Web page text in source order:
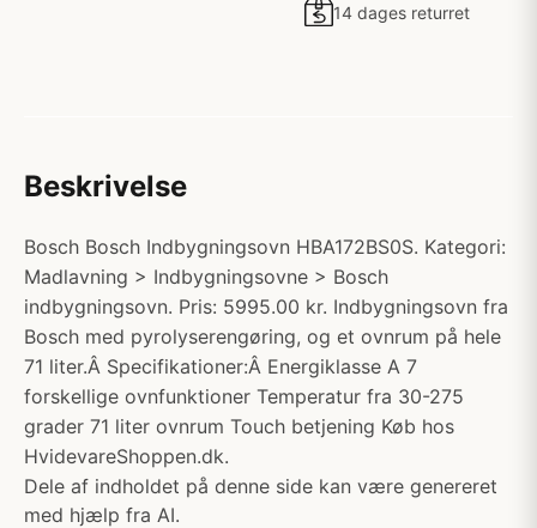
14 dages returret
Beskrivelse
Bosch Bosch Indbygningsovn HBA172BS0S. Kategori:
Madlavning > Indbygningsovne > Bosch
indbygningsovn. Pris: 5995.00 kr. Indbygningsovn fra
Bosch med pyrolyserengøring, og et ovnrum på hele
71 liter.Â Specifikationer:Â Energiklasse A 7
forskellige ovnfunktioner Temperatur fra 30-275
grader 71 liter ovnrum Touch betjening Køb hos
HvidevareShoppen.dk.
Dele af indholdet på denne side kan være genereret
med hjælp fra AI.